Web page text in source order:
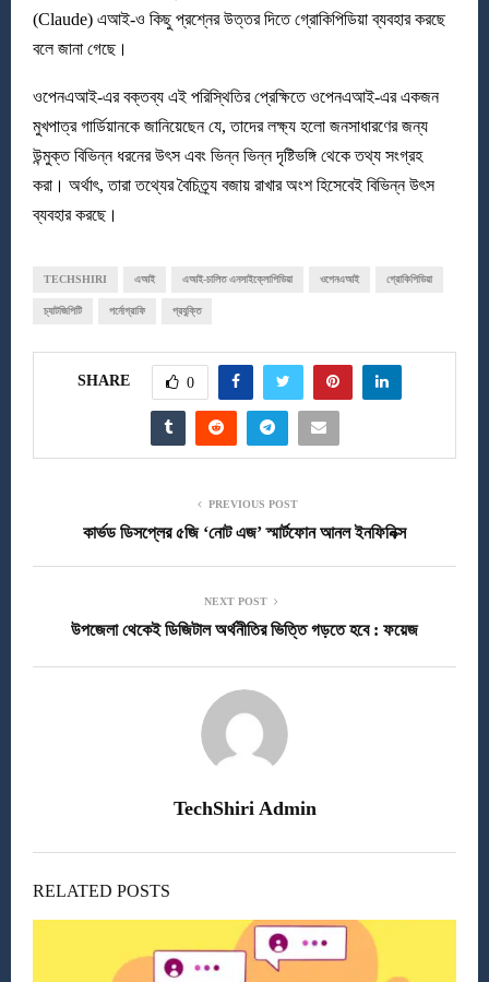
(Claude) এআই-ও কিছু প্রশ্নের উত্তর দিতে গ্রোকিপিডিয়া ব্যবহার করছে
বলে জানা গেছে।
ওপেনএআই-এর বক্তব্য এই পরিস্থিতির প্রেক্ষিতে ওপেনএআই-এর একজন
মুখপাত্র গার্ডিয়ানকে জানিয়েছেন যে, তাদের লক্ষ্য হলো জনসাধারণের জন্য
উন্মুক্ত বিভিন্ন ধরনের উৎস এবং ভিন্ন ভিন্ন দৃষ্টিভঙ্গি থেকে তথ্য সংগ্রহ
করা। অর্থাৎ, তারা তথ্যের বৈচিত্র্য বজায় রাখার অংশ হিসেবেই বিভিন্ন উৎস
ব্যবহার করছে।
TECHSHIRI এআই এআই-চালিত এনসাইক্লোপিডিয়া ওপেনএআই গ্রোকিপিডিয়া
চ্যাটজিপিটি পর্নোগ্রাফি প্রযুক্তি
SHARE 0
PREVIOUS POST
কার্ভড ডিসপ্লের ৫জি ‘নোট এজ’ স্মার্টফোন আনল ইনফিনিক্স
NEXT POST
উপজেলা থেকেই ডিজিটাল অর্থনীতির ভিত্তি গড়তে হবে : ফয়েজ
TechShiri Admin
RELATED POSTS